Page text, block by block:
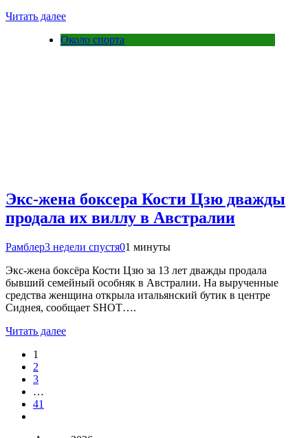
Читать далее
Около спорта
Экс-жена боксера Кости Цзю дважды
продала их виллу в Австралии
Рамблер3 недели спустя01 минуты
Экс-жена боксёра Кости Цзю за 13 лет дважды продала
бывший семейный особняк в Австралии. На вырученные
средства женщина открыла итальянский бутик в центре
Сиднея, сообщает SHOT….
Читать далее
1
2
3
…
41